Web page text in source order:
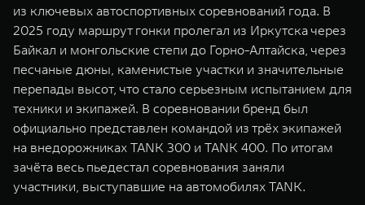
из ключевых автоспортивных соревнований года. В
2025 году маршрут гонки пролегал из Иркутска через
Байкал и монгольские степи до Горно-Алтайска, через
песчаные дюны, каменистые участки и значительные
перепады высот, что стало серьезным испытанием для
техники и экипажей. В соревновании бренд был
официально представлен командой из трёх экипажей
на внедорожниках TANK 300 и TANK 400. По итогам
зачёта весь пьедестал соревнования заняли
участники, выступавшие на автомобилях TANK.